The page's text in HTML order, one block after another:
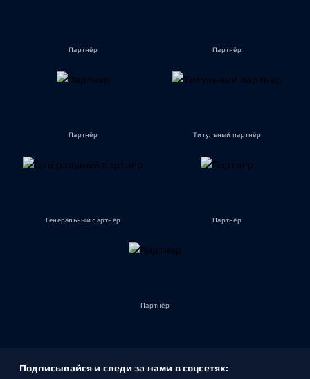
Партнёр Партнёр
Партнёр Титульный партнёр
Генеральный партнёр Партнёр
Партнёр
Подписывайся и следи за нами в соцсетях: